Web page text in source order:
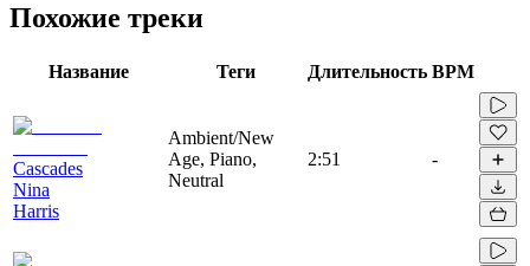
Похожие треки
Название Теги Длительность BPM
Cascades
Nina
Harris
Ambient/New
Age, Piano,
Neutral
2:51 -